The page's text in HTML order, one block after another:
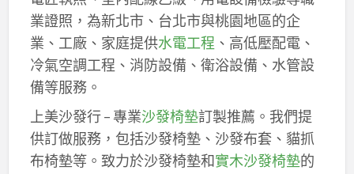
業證照，為新北市、台北市與桃園地區的企
業、工廠、家庭提供水電工程 、高低壓配電、
冷氣空調工程、消防設備、衛浴設備、水管設
備等服務。
上美沙發行 – 專業沙發椅墊訂製推薦。我們提
供訂做服務，包括沙發椅墊、沙發布套、貓抓
布椅墊等。致力於沙發椅墊和實木沙發椅墊的